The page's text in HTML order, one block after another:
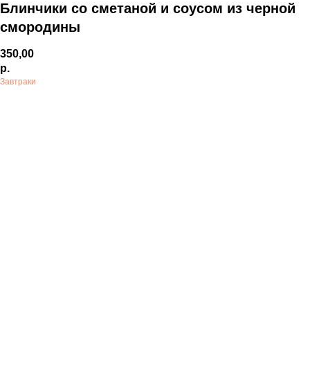
Блинчики со сметаной и соусом из черной
смородины
350,00
р.
Завтраки